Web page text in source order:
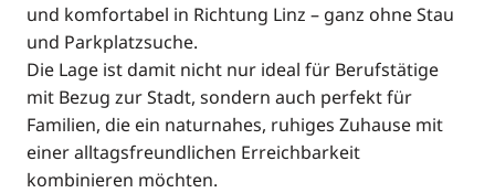
und komfortabel in Richtung Linz – ganz ohne Stau
und Parkplatzsuche.
Die Lage ist damit nicht nur ideal für Berufstätige
mit Bezug zur Stadt, sondern auch perfekt für
Familien, die ein naturnahes, ruhiges Zuhause mit
einer alltagsfreundlichen Erreichbarkeit
kombinieren möchten.